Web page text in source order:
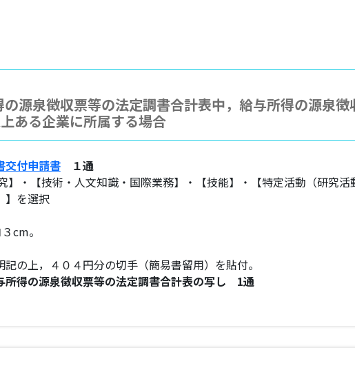
源泉徴収票等の法定調書合計表中，給与所得の源泉
ある企業に所属する場合
交付申請書１通
】・【技術・人文知識・国際業務】・【技能】・【特定活動（研究
】を選択
cm。
の上，４０４円分の切手（簡易書留用）を貼付。
所得の源泉徴収票等の法定調書合計表の写し 1通